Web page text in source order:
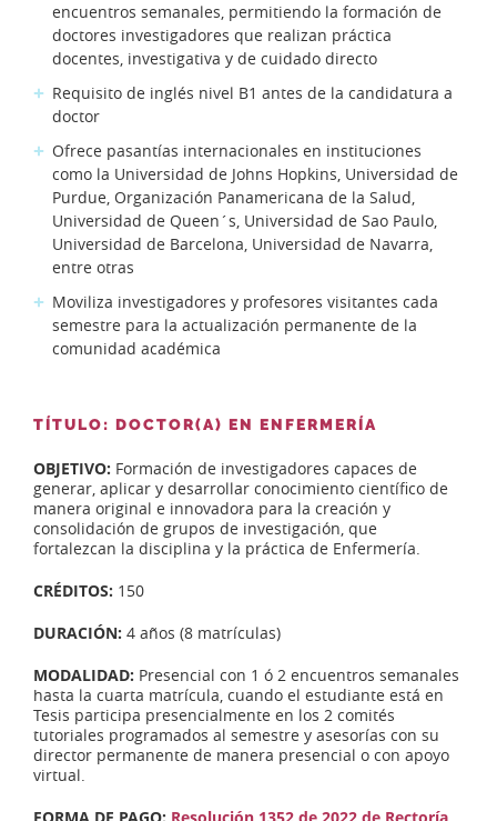
encuentros semanales, permitiendo la formación de
doctores investigadores que realizan práctica
docentes, investigativa y de cuidado directo
Requisito de inglés nivel B1 antes de la candidatura a
doctor
Ofrece pasantías internacionales en instituciones
como la Universidad de Johns Hopkins, Universidad de
Purdue, Organización Panamericana de la Salud,
Universidad de Queen´s, Universidad de Sao Paulo,
Universidad de Barcelona, Universidad de Navarra,
entre otras
Moviliza investigadores y profesores visitantes cada
semestre para la actualización permanente de la
comunidad académica
TÍTULO: DOCTOR(A) EN ENFERMERÍA
OBJETIVO: Formación de investigadores capaces de
generar, aplicar y desarrollar conocimiento científico de
manera original e innovadora para la creación y
consolidación de grupos de investigación, que
fortalezcan la disciplina y la práctica de Enfermería.
CRÉDITOS: 150
DURACIÓN: 4 años (8 matrículas)
MODALIDAD: Presencial con 1 ó 2 encuentros semanales
hasta la cuarta matrícula, cuando el estudiante está en
Tesis participa presencialmente en los 2 comités
tutoriales programados al semestre y asesorías con su
director permanente de manera presencial o con apoyo
virtual.